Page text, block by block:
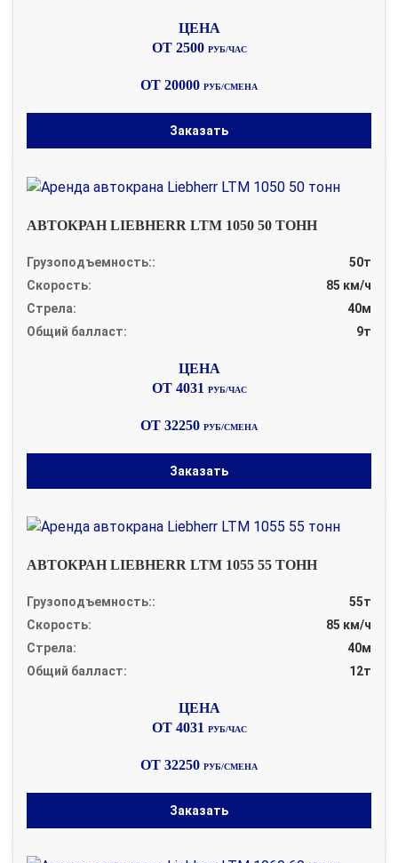
ОТ 2500 РУБ/ЧАС
ОТ 20000 РУБ/СМЕНА
Заказать
АВТОКРАН LIEBHERR LTM 1050 50 ТОНН
Грузоподъемность::
50т
Скорость:
85 км/ч
Стрела:
40м
Общий балласт:
9т
ОТ 4031 РУБ/ЧАС
ОТ 32250 РУБ/СМЕНА
Заказать
АВТОКРАН LIEBHERR LTM 1055 55 ТОНН
Грузоподъемность::
55т
Скорость:
85 км/ч
Стрела:
40м
Общий балласт:
12т
ОТ 4031 РУБ/ЧАС
ОТ 32250 РУБ/СМЕНА
Заказать